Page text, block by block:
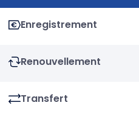
Enregistrement
Renouvellement
Transfert